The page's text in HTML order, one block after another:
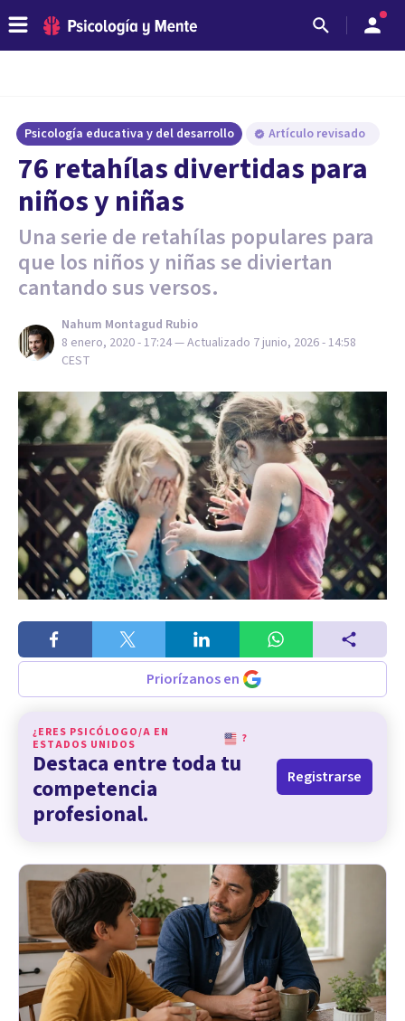
Psicología educativa y del desarrollo Artículo revisado
76 retahílas divertidas para
niños y niñas
Una serie de retahílas populares para
que los niños y niñas se diviertan
cantando sus versos.
Nahum Montagud Rubio
8 enero, 2020 - 17:24— Actualizado 7 junio, 2026 - 14:58
CEST
Priorízanos en
¿ERES PSICÓLOGO/A EN
ESTADOS UNIDOS
?
Destaca entre toda tu
competencia
profesional.
Registrarse